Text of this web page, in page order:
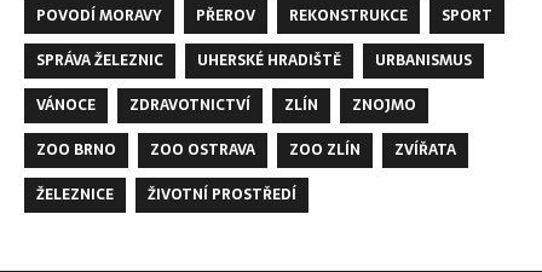
POVODÍ MORAVY
PŘEROV REKONSTRUKCE
SPORT
SPRÁVA ŽELEZNIC
UHERSKÉ HRADIŠTĚ
URBANISMUS
VÁNOCE
ZDRAVOTNICTVÍ ZLÍN
ZNOJMO
ZOO BRNO
ZOO OSTRAVA ZOO ZLÍN
ZVÍŘATA
ŽELEZNICE
ŽIVOTNÍ PROSTŘEDÍ